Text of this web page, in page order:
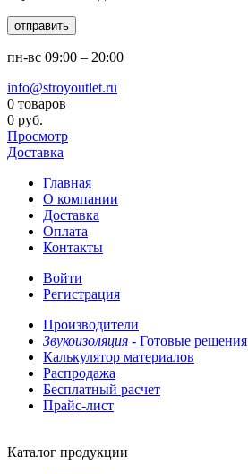
отправить
пн-вс 09:00 – 20:00
info@stroyoutlet.ru
0 товаров
0 руб.
Просмотр
Доставка
Главная
О компании
Доставка
Оплата
Контакты
Войти
Регистрация
Производители
Звукоизоляция - Готовые решения
Калькулятор материалов
Распродажа
Бесплатный расчет
Прайс-лист
Каталог продукции